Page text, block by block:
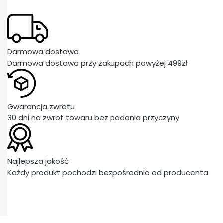
Darmowa dostawa
Darmowa dostawa przy zakupach powyżej 499zł
Gwarancja zwrotu
30 dni na zwrot towaru bez podania przyczyny
Najlepsza jakość
Każdy produkt pochodzi bezpośrednio od producenta